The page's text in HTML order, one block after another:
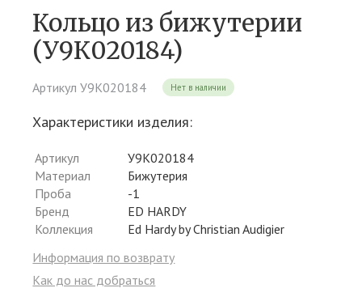
Кольцо из бижутерии
(У9К020184)
Артикул У9К020184 Нет в наличии
Характеристики изделия:
Артикул
У9К020184
Материал
Бижутерия
Проба
-1
Бренд
ED HARDY
Коллекция
Ed Hardy by Christian Audigier
Информация по возврату
Как до нас добраться